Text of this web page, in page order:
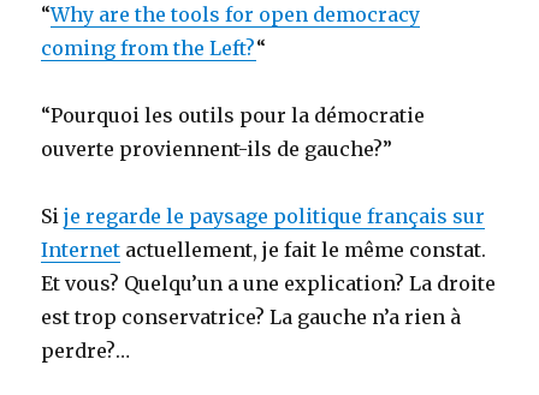
“Why are the tools for open democracy
coming from the Left?“
“Pourquoi les outils pour la démocratie
ouverte proviennent-ils de gauche?”
Sije regarde le paysage politique français sur
Internet actuellement, je fait le même constat.
Et vous? Quelqu’un a une explication? La droite
est trop conservatrice? La gauche n’a rien à
perdre?…